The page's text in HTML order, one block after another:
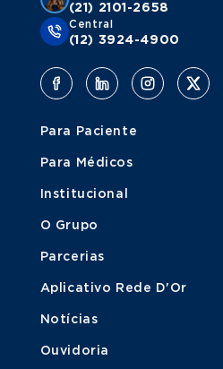
(21) 2101-2658
Central
(12) 3924-4900
Para Paciente
Para Médicos
Institucional
O Grupo
Parcerias
Aplicativo Rede D'Or
Notícias
Ouvidoria